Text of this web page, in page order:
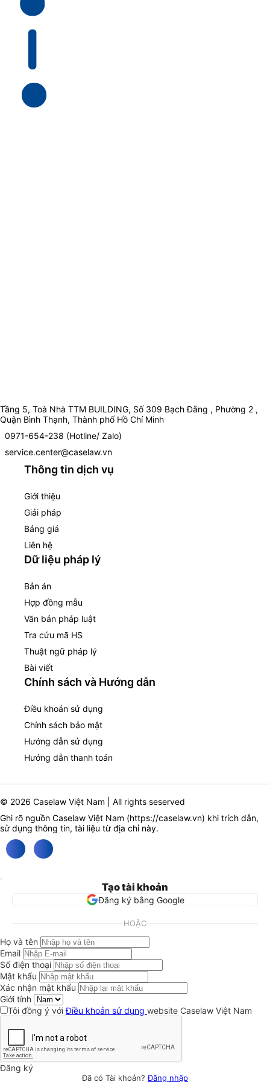
Tầng 5, Toà Nhà TTM BUILDING, Số 309 Bạch Đằng , Phường 2 ,
Quận Bình Thạnh, Thành phố Hồ Chí Minh
0971-654-238 (Hotline/ Zalo)
service.center@caselaw.vn
Thông tin dịch vụ
Giới thiệu
Giải pháp
Bảng giá
Liên hệ
Dữ liệu pháp lý
Bản án
Hợp đồng mẫu
Văn bản pháp luật
Tra cứu mã HS
Thuật ngữ pháp lý
Bài viết
Chính sách và Hướng dẫn
Điều khoản sử dụng
Chính sách bảo mật
Hướng dẫn sử dụng
Hướng dẫn thanh toán
© 2026 Caselaw Việt Nam | All rights seserved
Ghi rõ nguồn Caselaw Việt Nam (https://caselaw.vn) khi trích dẫn,
sử dụng thông tin, tài liệu từ địa chỉ này.
Tạo tài khoản
Đăng ký bằng Google
HOẶC
Họ và tên
Email
Số điện thoại
Mật khẩu
Xác nhận mật khẩu
Giới tính
Tôi đồng ý vớiĐiều khoản sử dụng website Caselaw Việt Nam
Đăng ký
Đã có Tài khoản?Đăng nhập